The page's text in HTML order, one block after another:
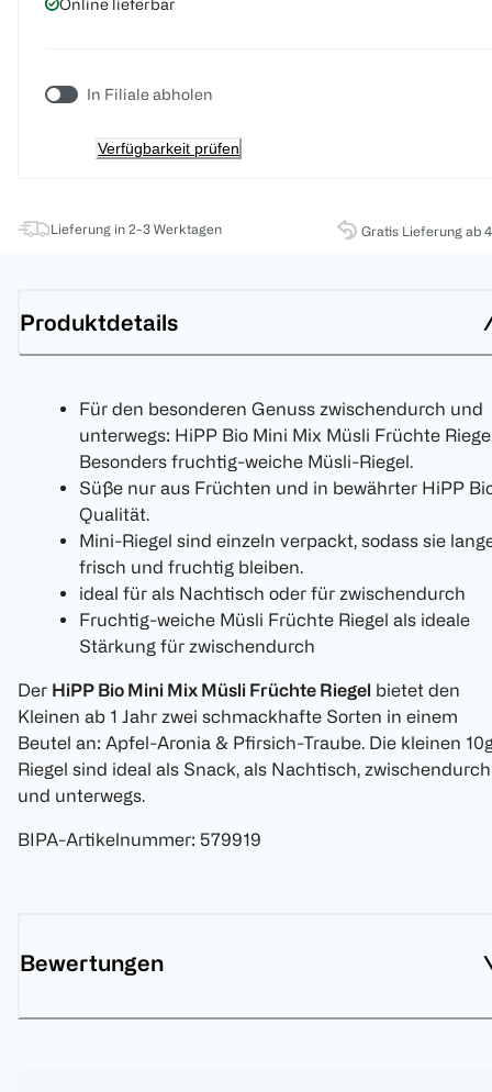
Online lieferbar
In Filiale abholen
Verfügbarkeit prüfen
Lieferung in 2-3 Werktagen Gratis Lieferung ab
Produktdetails
Für den besonderen Genuss zwischendurch und
unterwegs: HiPP Bio Mini Mix Müsli Früchte
Besonders fruchtig-weiche Müsli-Riegel.
Süße nur aus Früchten und in bewährter HiPP
Qualität.
Mini-Riegel sind einzeln verpackt, sodass sie
frisch und fruchtig bleiben.
ideal für als Nachtisch oder für zwischendurch
Fruchtig-weiche Müsli Früchte Riegel als ideale
Stärkung für zwischendurch
Der HiPP Bio Mini Mix Müsli Früchte Riegel bietet den
Kleinen ab 1 Jahr zwei schmackhafte Sorten in einem
Beutel an: Apfel-Aronia & Pfirsich-Traube. Die kleinen
Riegel sind ideal als Snack, als Nachtisch, zwischendurch
und unterwegs.
BIPA-Artikelnummer: 579919
Bewertungen